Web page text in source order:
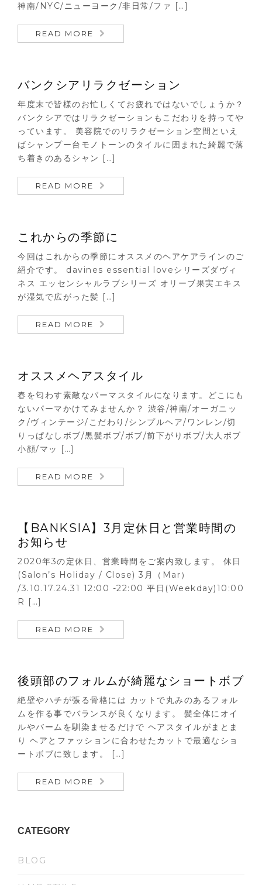
神南/NYC/ニューヨーク/非日常/ファ […]
READ MORE
バンクシアリラクゼーション
年度末で皆様のお忙しくてお疲れではないでしょうか？
バンクシアではリラクゼーションもこだわりを持ってや
っています。 美容院でのリラクゼーション空間といえ
ばシャンプー台モノトーンのタイルに囲まれた綺麗で落
ち着きのあるシャン […]
READ MORE
これからの季節に
今回はこれからの季節にオススメのヘアケアラインのご
紹介です。 davines essential loveシリーズダヴィ
ネス エッセンシャルラブシリーズ オリーブ果実エキス
が湿気で広がった髪 […]
READ MORE
オススメヘアスタイル
春を匂わす素敵なパーマスタイルになります。どこにも
ないパーマかけてみませんか？ 渋谷/神南/オーガニッ
ク/ヴィンテージ/こだわり/シンプルヘア/ワンレン/切
りっぱなしボブ/黒髪ボブ/ボブ/前下がりボブ/大人ボブ
小顔/マッ […]
READ MORE
【BANKSIA】3月定休日と営業時間の
お知らせ
2020年3の定休日、営業時間をご案内致します。 休日
(Salon’s Holiday / Close) 3月（Mar）
/3.10.17.24.31 12:00 -22:00 平日(Weekday)10:00
R […]
READ MORE
後頭部のフォルムが綺麗なショートボブ
絶壁やハチが張る骨格には カットで丸みのあるフォル
ムを作る事でバランスが良くなります。 髪全体にオイ
ルやバームを馴染ませるだけで ヘアスタイルがまとま
り ヘアとファッションに合わせたカットで最適なショ
ートボブに致します。 […]
READ MORE
CATEGORY
BLOG